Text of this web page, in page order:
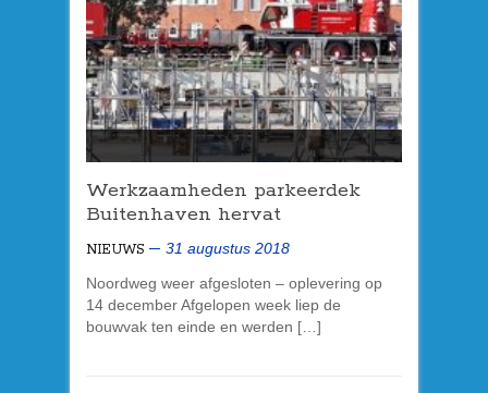
Werkzaamheden parkeerdek
Buitenhaven hervat
NIEUWS
31 augustus 2018
Noordweg weer afgesloten – oplevering op
14 december Afgelopen week liep de
bouwvak ten einde en werden […]